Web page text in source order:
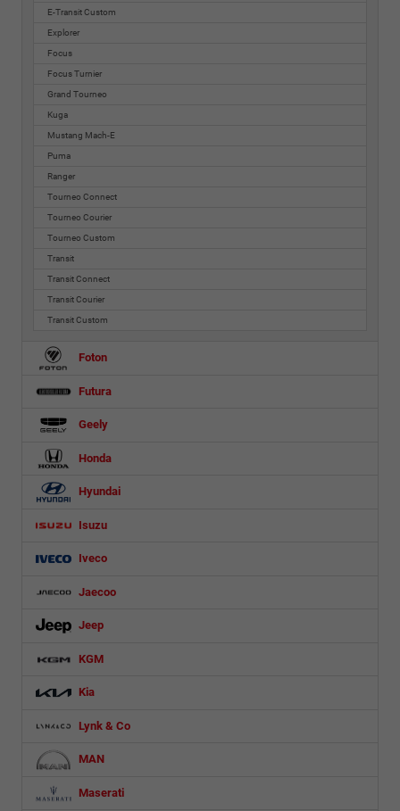
E-Transit Custom
Explorer
Focus
Focus Turnier
Grand Tourneo
Kuga
Mustang Mach-E
Puma
Ranger
Tourneo Connect
Tourneo Courier
Tourneo Custom
Transit
Transit Connect
Transit Courier
Transit Custom
Foton
Futura
Geely
Honda
Hyundai
Isuzu
Iveco
Jaecoo
Jeep
KGM
Kia
Lynk & Co
MAN
Maserati